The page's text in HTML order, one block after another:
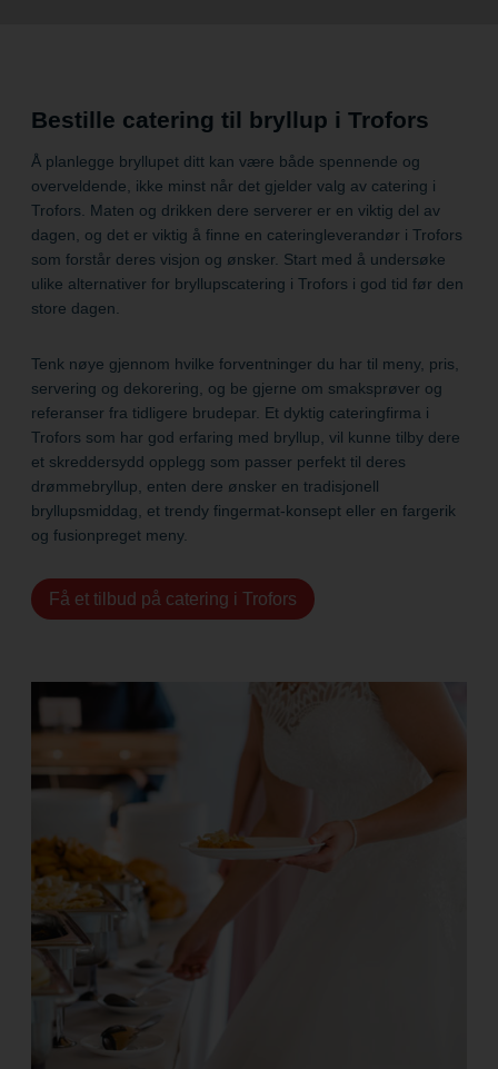
Bestille catering til bryllup i Trofors
Å planlegge bryllupet ditt kan være både spennende og
overveldende, ikke minst når det gjelder valg av catering i
Trofors. Maten og drikken dere serverer er en viktig del av
dagen, og det er viktig å finne en cateringleverandør i Trofors
som forstår deres visjon og ønsker. Start med å undersøke
ulike alternativer for bryllupscatering i Trofors i god tid før den
store dagen.
Tenk nøye gjennom hvilke forventninger du har til meny, pris,
servering og dekorering, og be gjerne om smaksprøver og
referanser fra tidligere brudepar. Et dyktig cateringfirma i
Trofors som har god erfaring med bryllup, vil kunne tilby dere
et skreddersydd opplegg som passer perfekt til deres
drømmebryllup, enten dere ønsker en tradisjonell
bryllupsmiddag, et trendy fingermat-konsept eller en fargerik
og fusionpreget meny.
Få et tilbud på catering i Trofors